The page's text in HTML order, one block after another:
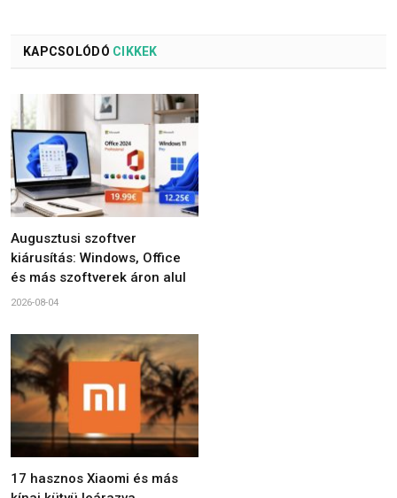
KAPCSOLÓDÓ CIKKEK
Augusztusi szoftver
kiárusítás: Windows, Office
és más szoftverek áron alul
2026-08-04
17 hasznos Xiaomi és más